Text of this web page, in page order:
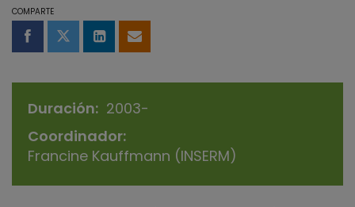
COMPARTE
Compartir en Facebook
Compartir en Twitter
Compartir en LinkedIn
Compartir por email
Duración
2003-
Coordinador
Francine Kauffmann (INSERM)